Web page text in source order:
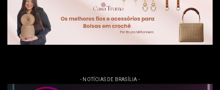
- NOTÍCIAS DE BRASÍLIA -